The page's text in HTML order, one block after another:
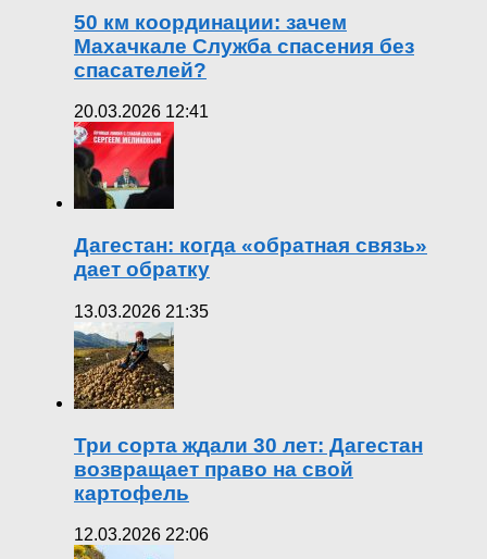
50 км координации: зачем
Махачкале Служба спасения без
спасателей?
20.03.2026 12:41
Дагестан: когда «обратная связь»
дает обратку
13.03.2026 21:35
Три сорта ждали 30 лет: Дагестан
возвращает право на свой
картофель
12.03.2026 22:06